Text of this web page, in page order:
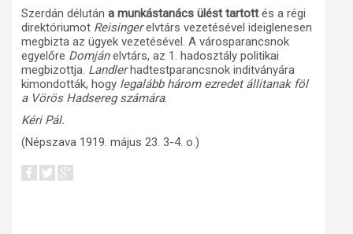
Szerdán délután a munkástanács ülést tartottés a régi
direktóriumot Reisingerelvtárs vezetésével ideiglenesen
megbizta az ügyek vezetésével. A városparancsnok
egyelőre Domjánelvtárs, az 1. hadosztály politikai
megbizottja. Landlerhadtestparancsnok inditványára
kimondották, hogy legalább három ezredet állitanak föl
a Vörös Hadsereg számára.
Kéri Pál.
(Népszava 1919. május 23. 3-4. o.)